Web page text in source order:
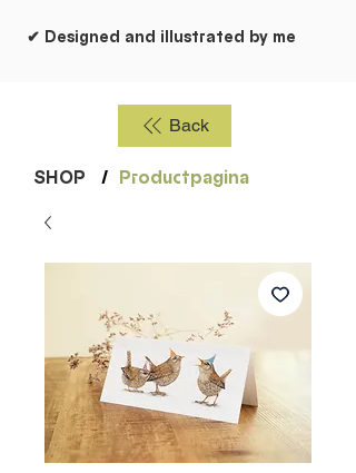
✔ Designed and illustrated by me
Back
SHOP / Productpagina